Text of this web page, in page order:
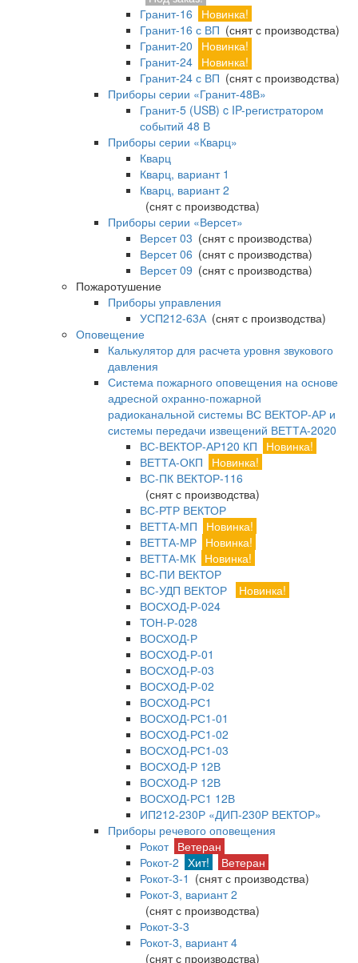
Гранит-16
Новинка!
Гранит-16 с ВП (снят с производства)
Гранит-20
Новинка!
Гранит-24 Новинка!
Гранит-24 с ВП (снят с производства)
Приборы серии «Гранит-48В»
Гранит-5 (USB) c IP-регистратором
событий 48 В
Приборы серии «Кварц»
Кварц
Кварц, вариант 1
Кварц, вариант 2
(снят с производства)
Приборы серии «Версет»
Версет 03 (снят с производства)
Версет 06 (снят с производства)
Версет 09 (снят с производства)
Пожаротушение
Приборы управления
УСП212-63А(снят с производства)
Оповещение
Калькулятор для расчета уровня звукового
давления
Система пожарного оповещения на основе
адресной охранно-пожарной
радиоканальной системы ВС ВЕКТОР-АР и
системы передачи извещений ВЕТТА-2020
ВС-ВЕКТОР-АР120 КП
Новинка!
ВЕТТА-ОКП
Новинка!
ВС-ПК ВЕКТОР-116
(снят с производства)
ВС-РТР ВЕКТОР
ВЕТТА-МП
Новинка!
ВЕТТА-МР Новинка!
ВЕТТА-МК Новинка!
ВС-ПИ ВЕКТОР
ВС-УДП ВЕКТОР
Новинка!
ВОСХОД-Р-024
ТОН-Р-028
ВОСХОД-Р
ВОСХОД-Р-01
ВОСХОД-Р-03
ВОСХОД-Р-02
ВОСХОД-РС1
ВОСХОД-РС1-01
ВОСХОД-РС1-02
ВОСХОД-РС1-03
ВОСХОД-Р 12В
ВОСХОД-Р 12В
ВОСХОД-РС1 12В
ИП212-230Р «ДИП-230Р ВЕКТОР»
Приборы речевого оповещения
Рокот Ветеран
Рокот-2 Хит!
Ветеран
Рокот-3-1 (снят с производства)
Рокот-3, вариант 2
(снят с производства)
Рокот-3-3
Рокот-3, вариант 4
(снят с производства)